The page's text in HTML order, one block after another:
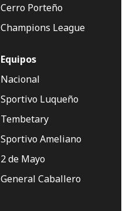
Cerro Porteño
Champions League
Equipos
Nacional
Sportivo Luqueño
Tembetary
Sportivo Ameliano
2 de Mayo
General Caballero